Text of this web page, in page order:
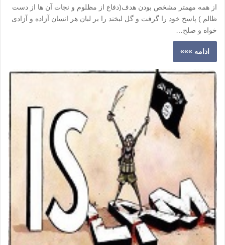
از همه مهمتر مشخص بودن هدف(دفاع از مظلوم و نجات آن ها از دست
ظالم ) پاسخ خود را گرفت و گل لبخند را بر لبان هر انسان آزاده و آزادی
خواه و صلح…
ادامه »»»